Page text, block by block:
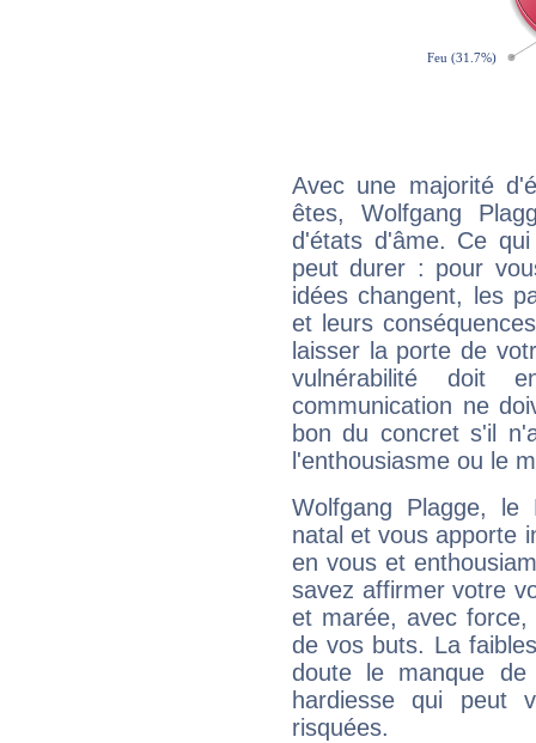
Avec une majorité
êtes, Wolfgang
d'états d'âme. Ce
peut durer : pour
idées changent, les
et leurs
laisser la porte de
vulnérabilité doit
communication ne
bon du concret s'il
l'enthousiasme ou le
Wolfgang Plagge, le
natal et vous apporte
en vous et
savez affirmer votre
et marée, avec
de vos buts. La
doute le manque
hardiesse qui peut
risquées.